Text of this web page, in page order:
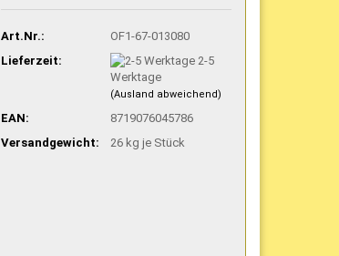
Art.Nr.:
OF1-67-013080
Lieferzeit:
2-5
Werktage
(Ausland abweichend)
EAN:
8719076045786
Versandgewicht:
26 kg je Stück